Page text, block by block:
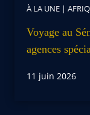
À LA UNE |
Voyage au
agences
11 juin 2026